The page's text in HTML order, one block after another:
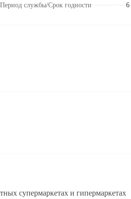
Период службы/Срок годности 6
супермаркетах и гипермаркетах